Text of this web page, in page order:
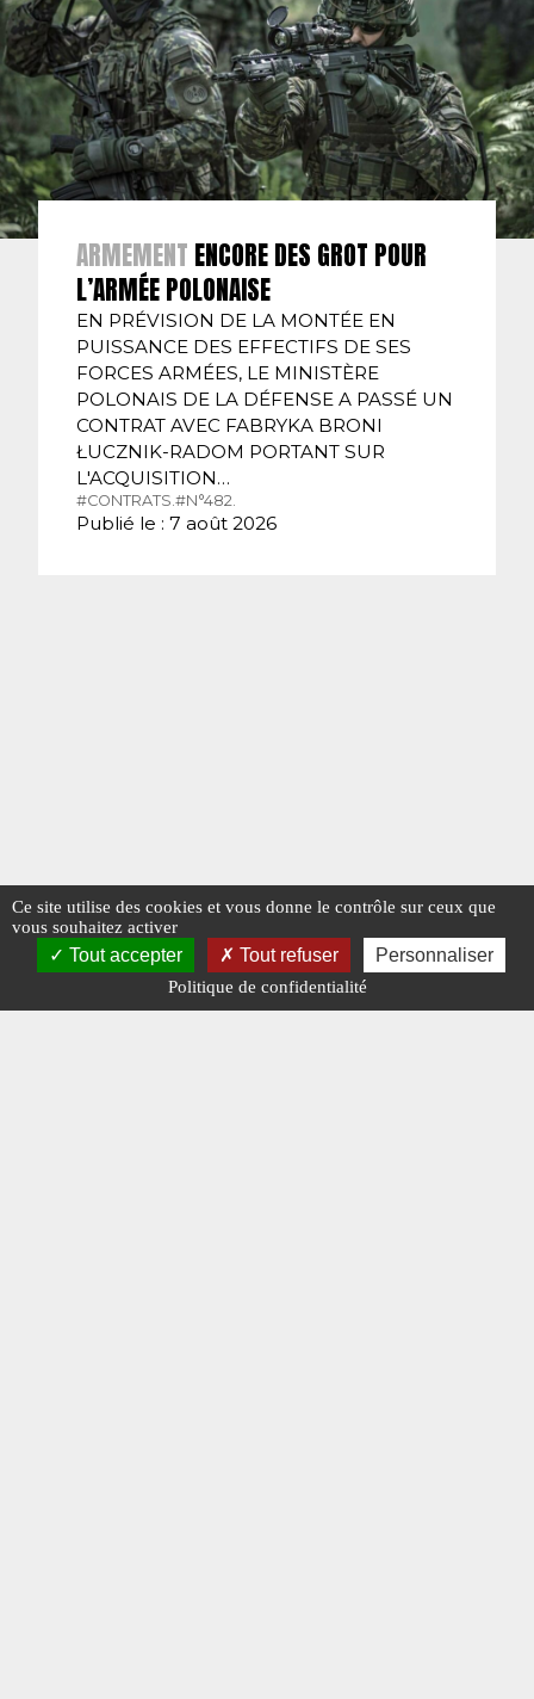
ARMEMENT ENCORE DES GROT POUR
L’ARMÉE POLONAISE
EN PRÉVISION DE LA MONTÉE EN
PUISSANCE DES EFFECTIFS DE SES
FORCES ARMÉES, LE MINISTÈRE
POLONAIS DE LA DÉFENSE A PASSÉ UN
CONTRAT AVEC FABRYKA BRONI
ŁUCZNIK-RADOM PORTANT SUR
L'ACQUISITION…
#CONTRATS. #N°482.
Publié le : 7 août 2026
Ce site utilise des cookies et vous donne le contrôle sur ceux que
vous souhaitez activer
Tout accepter Tout refuser Personnaliser
Politique de confidentialité